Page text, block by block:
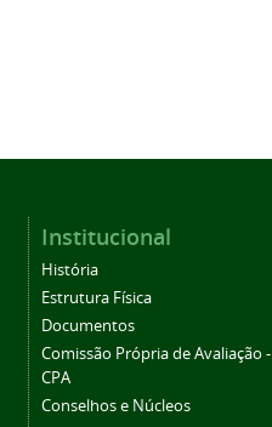
Institucional
História
Estrutura Física
Documentos
Comissão Própria de Avaliação -
CPA
Conselhos e Núcleos